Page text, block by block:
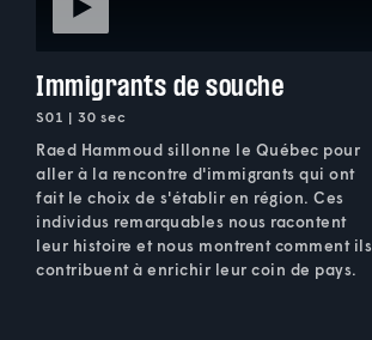
Immigrants de souche
S01 | 30 sec
Raed Hammoud sillonne le Québec pour
aller à la rencontre d'immigrants qui ont
fait le choix de s'établir en région. Ces
individus remarquables nous racontent
leur histoire et nous montrent comment ils
contribuent à enrichir leur coin de pays.